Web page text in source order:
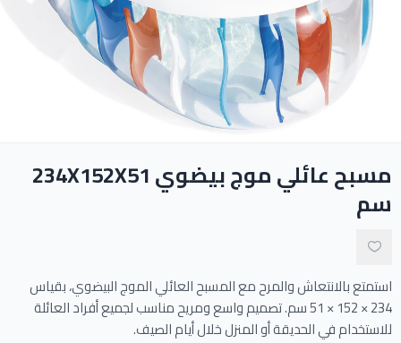
ادوات النظافة
الالعاب المائية
المقالات
خدماتنا
مسبح عائلي موج بيضوي 234X152X51
سم
استمتع بالانتعاش والمرح مع المسبح العائلي الموج البيضوي، بقياس
234 × 152 × 51 سم. تصميم واسع ومريح مناسب لجميع أفراد العائلة
للاستخدام في الحديقة أو المنزل خلال أيام الصيف.